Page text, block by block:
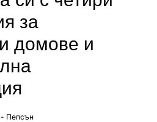
за
домове и
- Пепсън